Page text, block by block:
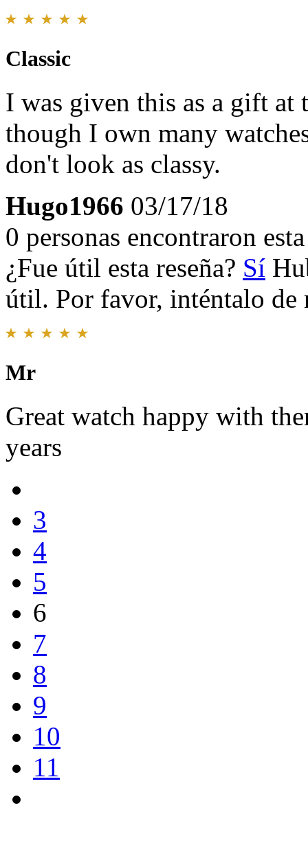
Classic
I was given this as a gift at
though I own many
don't look as classy.
Hugo1966 03/17/18
0 personas encontraron
¿Fue útil esta reseña? Sí
útil. Por favor, inténtalo de
Mr
Great watch happy with
years
3
4
5
6
7
8
9
10
11